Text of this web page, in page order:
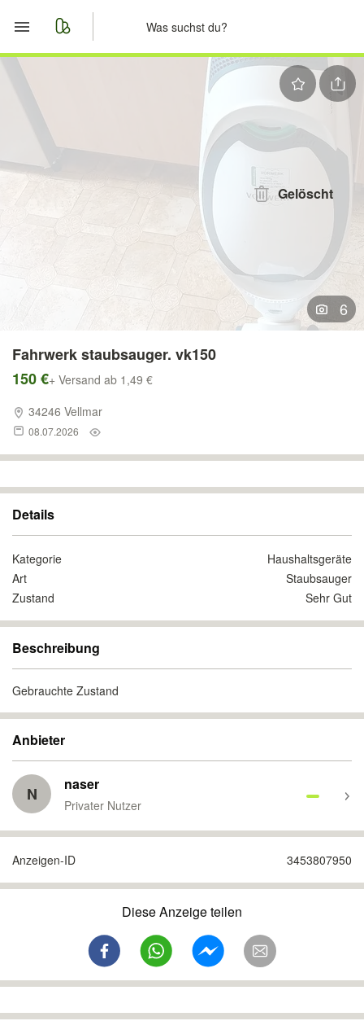
Nachrichten
Anzeige aufgeben
Gelöscht
6
Fahrwerk staubsauger. vk150
150 €+ Versand ab 1,49 €
34246 Vellmar
08.07.2026
Details
Kategorie
Haushaltsgeräte
Art
Staubsauger
Zustand
Sehr Gut
Beschreibung
Gebrauchte Zustand
Anbieter
N naser
Privater Nutzer
Anzeigen-ID 3453807950
Diese Anzeige teilen